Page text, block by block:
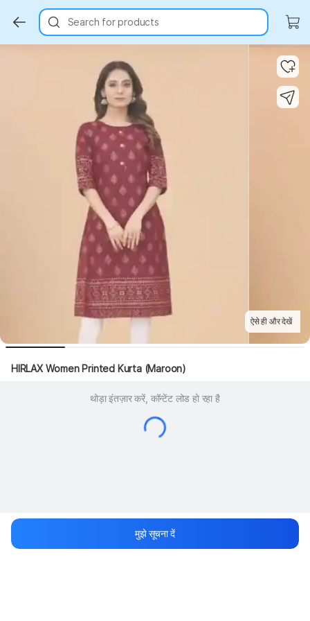
Search for products
ऐसे ही और देखें
HIRLAX Women Printed Kurta (Maroon)
थोड़ा इंतज़ार करें, कॉन्टेंट लोड हो रहा है
मुझे सूचना दें